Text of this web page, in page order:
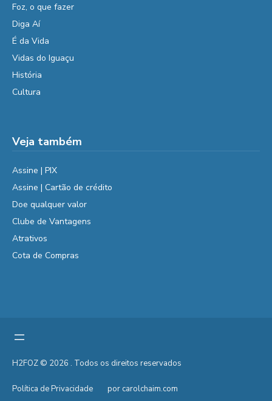
Foz, o que fazer
Diga Aí
É da Vida
Vidas do Iguaçu
História
Cultura
Veja também
Assine | PIX
Assine | Cartão de crédito
Doe qualquer valor
Clube de Vantagens
Atrativos
Cota de Compras
H2FOZ © 2026 . Todos os direitos reservados
Política de Privacidade por carolchaim.com